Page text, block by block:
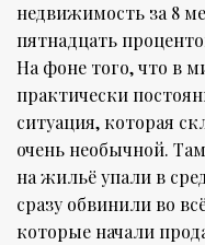
недвижимость за 8
пятнадцать
На фоне того, что в
практически
ситуация, которая
очень необычной.
на жильё упали в
сразу обвинили во
которые начали